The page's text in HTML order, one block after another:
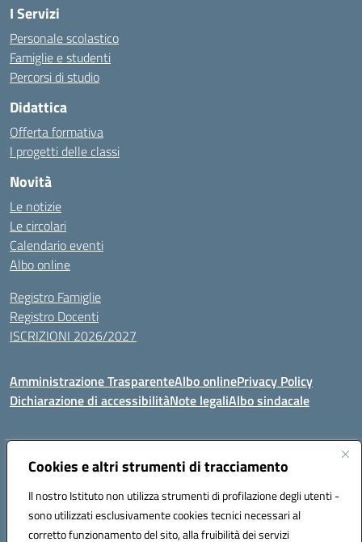
Cookies e altri strumenti di tracciamento
Il nostro Istituto non utilizza strumenti di profilazione degli utenti -
sono utilizzati esclusivamente cookies tecnici necessari al
corretto funzionamento del sito, alla fruibilità dei servizi
I Servizi
Personale scolastico
Famiglie e studenti
Percorsi di studio
Didattica
Offerta formativa
I progetti delle classi
Novità
Le notizie
Le circolari
Calendario eventi
Albo online
Registro Famiglie
Registro Docenti
ISCRIZIONI 2026/2027
Amministrazione TrasparenteAlbo onlinePrivacy Policy
Dichiarazione di accessibilitàNote legaliAlbo sindacale
Indirizzo:VIA S.VITTORIA, 11, 65024 MANOPPELLO (PE)
Posta elettronica certificata (PEC):peic81700n@pec.istruzione.it
Codice fiscale: 91100540680